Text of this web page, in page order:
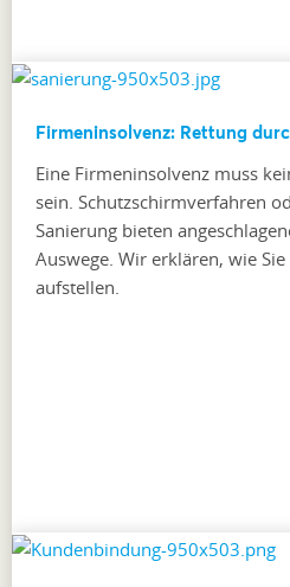
Firmeninsolvenz: Rettung
Eine Firmeninsolvenz muss
sein. Schutzschirmverfahren
Sanierung bieten
Auswege. Wir erklären, wie
aufstellen.